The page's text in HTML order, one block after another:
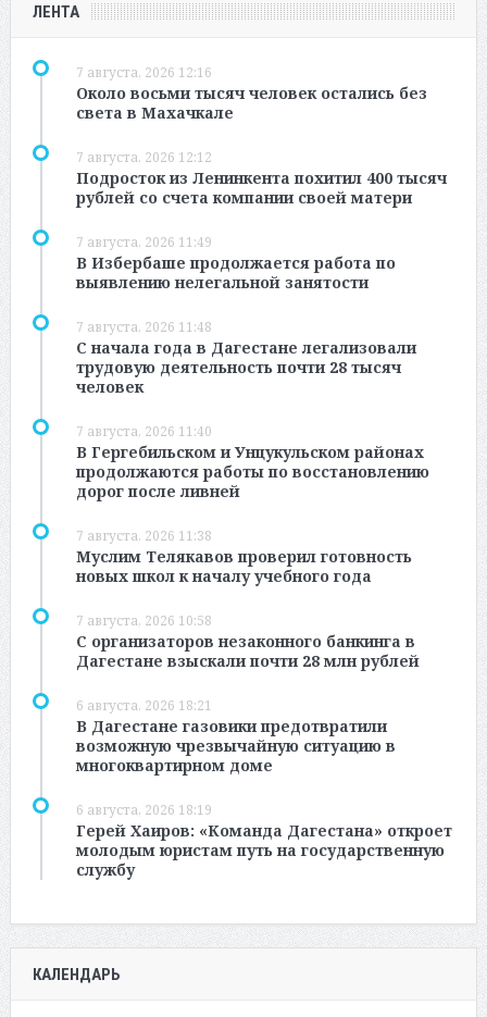
ЛЕНТА
7 августа, 2026 12:16
Около восьми тысяч человек остались без
света в Махачкале
7 августа, 2026 12:12
Подросток из Ленинкента похитил 400 тысяч
рублей со счета компании своей матери
7 августа, 2026 11:49
В Избербаше продолжается работа по
выявлению нелегальной занятости
7 августа, 2026 11:48
С начала года в Дагестане легализовали
трудовую деятельность почти 28 тысяч
человек
7 августа, 2026 11:40
В Гергебильском и Унцукульском районах
продолжаются работы по восстановлению
дорог после ливней
7 августа, 2026 11:38
Муслим Телякавов проверил готовность
новых школ к началу учебного года
7 августа, 2026 10:58
С организаторов незаконного банкинга в
Дагестане взыскали почти 28 млн рублей
6 августа, 2026 18:21
В Дагестане газовики предотвратили
возможную чрезвычайную ситуацию в
многоквартирном доме
6 августа, 2026 18:19
Герей Хаиров: «Команда Дагестана» откроет
молодым юристам путь на государственную
службу
КАЛЕНДАРЬ